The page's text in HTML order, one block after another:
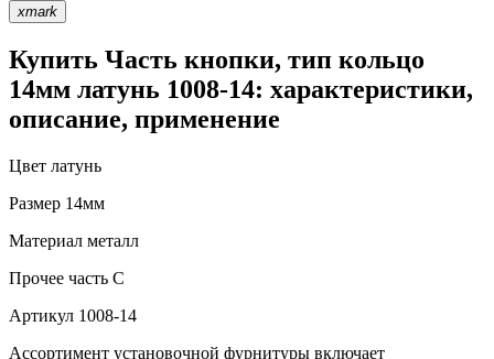
xmark
Купить Часть кнопки, тип кольцо
14мм латунь 1008-14: характеристики,
описание, применение
Цвет латунь
Размер 14мм
Материал металл
Прочее часть С
Артикул 1008-14
Ассортимент установочной фурнитуры включает